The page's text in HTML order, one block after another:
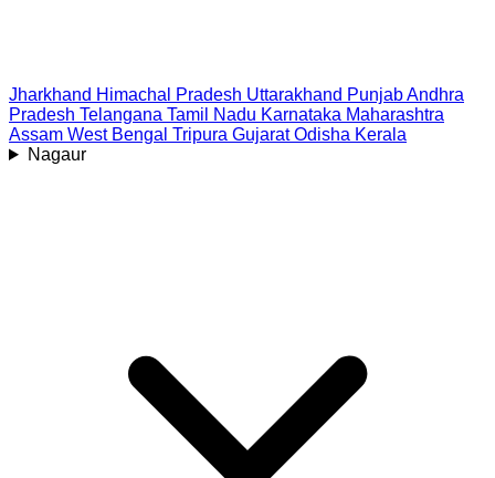
Jharkhand Himachal Pradesh Uttarakhand PunjabAndhra
Pradesh Telangana Tamil Nadu Karnataka Maharashtra
Assam West Bengal Tripura Gujarat Odisha Kerala
Nagaur